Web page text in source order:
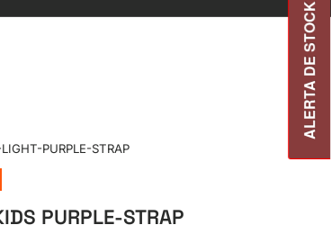
PURPLE-STRAP
PURPLE-STRAP
ALERTA DE STOCK